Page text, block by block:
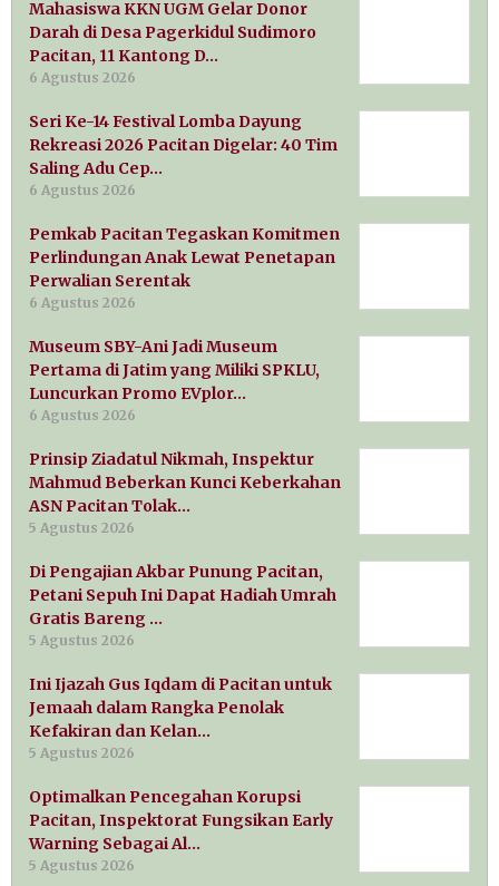
Mahasiswa KKN UGM Gelar Donor
Darah di Desa Pagerkidul Sudimoro
Pacitan, 11 Kantong D…
6 Agustus 2026
Seri Ke-14 Festival Lomba Dayung
Rekreasi 2026 Pacitan Digelar: 40 Tim
Saling Adu Cep…
6 Agustus 2026
Pemkab Pacitan Tegaskan Komitmen
Perlindungan Anak Lewat Penetapan
Perwalian Serentak
6 Agustus 2026
Museum SBY-Ani Jadi Museum
Pertama di Jatim yang Miliki SPKLU,
Luncurkan Promo EVplor…
6 Agustus 2026
Prinsip Ziadatul Nikmah, Inspektur
Mahmud Beberkan Kunci Keberkahan
ASN Pacitan Tolak…
5 Agustus 2026
Di Pengajian Akbar Punung Pacitan,
Petani Sepuh Ini Dapat Hadiah Umrah
Gratis Bareng …
5 Agustus 2026
Ini Ijazah Gus Iqdam di Pacitan untuk
Jemaah dalam Rangka Penolak
Kefakiran dan Kelan…
5 Agustus 2026
Optimalkan Pencegahan Korupsi
Pacitan, Inspektorat Fungsikan Early
Warning Sebagai Al…
5 Agustus 2026